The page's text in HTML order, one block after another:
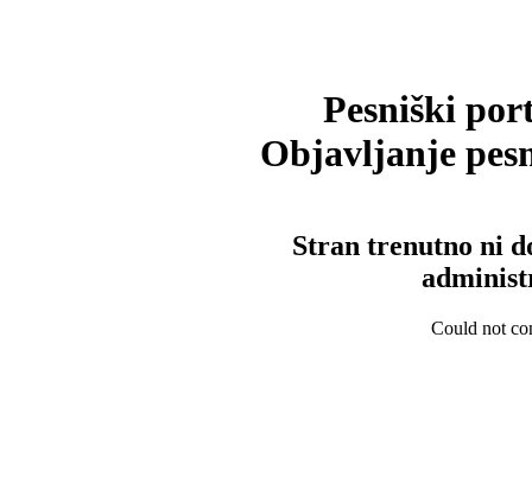
Pesniški
Objavljanje
Stran trenutno ni
Could not